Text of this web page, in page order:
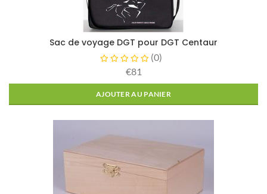
Sac de voyage DGT pour DGT Centaur
(0)
€81
AJOUTER AU PANIER